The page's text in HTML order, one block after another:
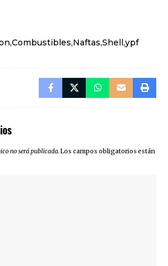
Combustibles Naftas Shellypf
no será publicada.Los campos obligatorios están